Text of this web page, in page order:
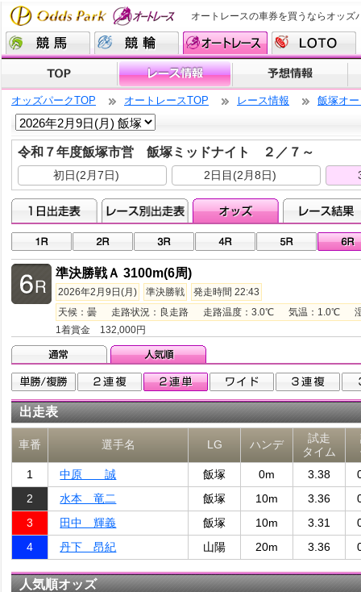
オートレースの車券を買うならオッズ
オッズパークTOP オートレースTOP レース情報 飯塚オ
令和７年度飯塚市営 飯塚ミッドナイト ２／７～
初日(2月7日) 2日目(2月8日)
準決勝戦Ａ 3100m(6周)
2026年2月9日(月) 準決勝戦
発走時間 22:43
天候：曇 走路状況：良走路 走路温度：3.0℃ 気温：1.0℃
1着賞金 132,000円
出走表
車番 選手名 LG ハンデ
試走
タイム
1
中原 誠 飯塚 0m 3.38
2
水本 竜二 飯塚 10m 3.36
3
田中 輝義 飯塚 10m 3.31
4
丹下 昂紀 山陽 20m 3.36
人気順オッズ